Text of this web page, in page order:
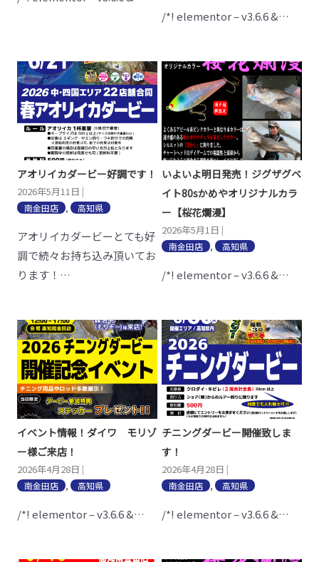
/*! elementor – v3.6.6 &…
アオリイカダービー好調です！
2026年5月11日 |
南金田店
, 高知県
アオリイカダービーとても好
調で続々お持ち込み頂いてお
ります！…
いよいよ明日発売！ジグザグベ
イト80sかめやオリジナルカラ
ー【桜花爛漫】
2026年5月1日 |
南金田店
, 高知県
/*! elementor – v3.6.6 &…
イベント情報！ダイワ モリゾ
ー様ご来店！
2026年4月28日 |
南金田店
, 高知県
/*! elementor – v3.6.6 &…
チニングダービー開催致しま
す！
2026年4月28日 |
南金田店
, 高知県
/*! elementor – v3.6.6 &…